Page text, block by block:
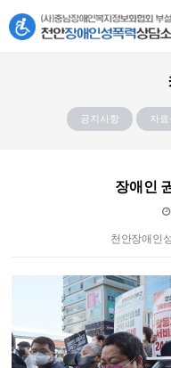
공지사항 자료
장애인
천안장애인